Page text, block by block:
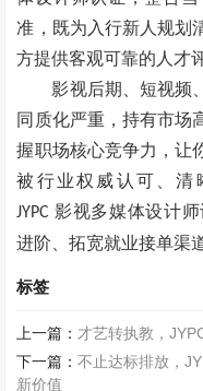
准，既为入行新人规划
方提供客观可靠的人才
影视后期、短视频
同质化严重，持有市场
握职场核心竞争力，让
被行业权威认可、清
JYPC影视多媒体设计
进阶、拓宽就业接单渠
标签
上一篇： 才艺转执教，
下一篇：不止达标排放，
新价值